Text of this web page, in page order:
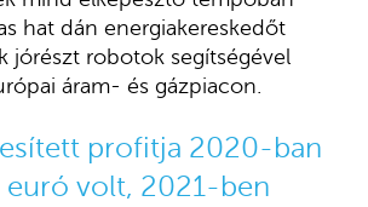
hat dán energiakereskedőt
jórészt robotok segítségével
áram- és gázpiacon.
profitja 2020-ban
volt, 2021-ben